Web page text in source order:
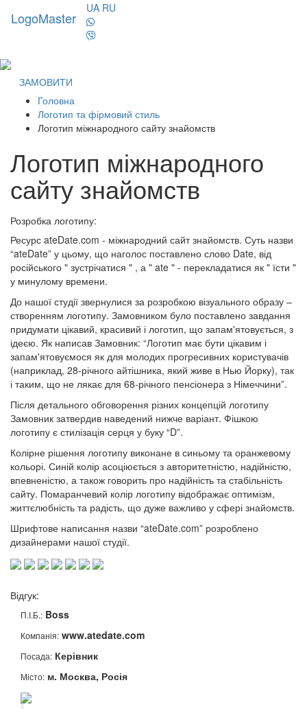
LogoMaster
UA RU
ЗАМОВИТИ
Головна
Логотип та фірмовий стиль
Логотип міжнародного сайту знайомств
Логотип міжнародного
сайту знайомств
Розробка логотипу:
Ресурс ateDate.com - міжнародний сайт знайомств. Суть назви
“ateDate” у цьому, що наголос поставлено слово Date, від
російського " зустрічатися " , а " ate " - перекладатися як " їсти "
у минулому времени.
До нашої студії звернулися за розробкою візуального образу –
створенням логотипу. Замовником було поставлено завдання
придумати цікавий, красивий і логотип, що запам'ятовується, з
ідеєю. Як написав Замовник: “Логотип має бути цікавим і
запам'ятовуємося як для молодих прогресивних користувачів
(наприклад, 28-річного айтішника, який живе в Нью Йорку), так
і таким, що не лякає для 68-річного пенсіонера з Німеччини”.
Після детального обговорення різних концепцій логотипу
Замовник затвердив наведений нижче варіант. Фішкою
логотипу є стилізація серця у буку “D”.
Колірне рішення логотипу виконане в синьому та оранжевому
кольорі. Синій колір асоціюється з авторитетністю, надійністю,
впевненістю, а також говорить про надійність та стабільність
сайту. Помаранчевий колір логотипу відображає оптимізм,
життєлюбність та радість, що дуже важливо у сфері знайомств.
Шрифтове написання назви “ateDate.com” розроблено
дизайнерами нашої студії.
Відгук:
П.І.Б.: Boss
Компанія: www.atedate.com
Посада: Керівник
Місто: м. Москва, Росія